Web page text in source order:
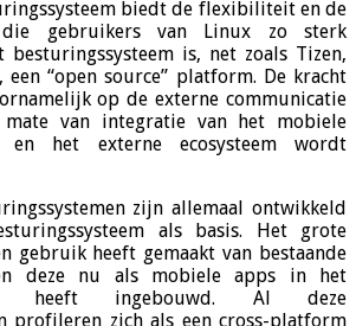
biedt de flexibiliteit en de
die gebruikers van Linux zo sterk
besturingssysteem is, net zoals Tizen,
“open source” platform. De kracht
op de externe communicatie
van integratie van het mobiele
en het externe ecosysteem wordt
zijn allemaal ontwikkeld
als basis. Het grote
gebruik heeft gemaakt van bestaande
deze nu als mobiele apps in het
heeft ingebouwd. Al deze
profileren zich als een cross-platform